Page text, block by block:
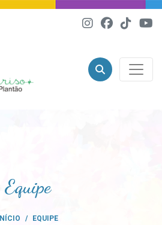
Equipe
INÍCIO EQUIPE